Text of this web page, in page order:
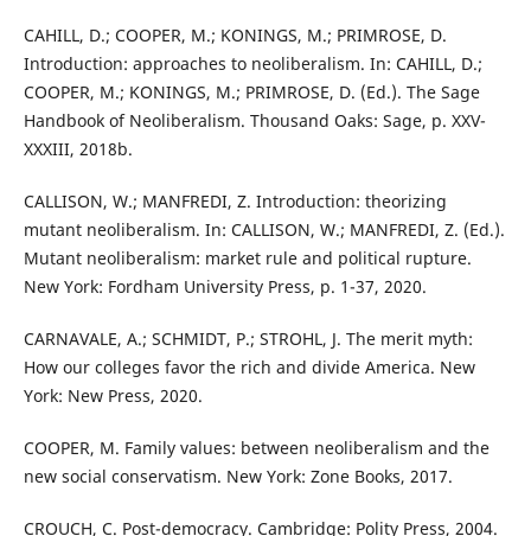
CAHILL, D.; COOPER, M.; KONINGS, M.; PRIMROSE, D.
Introduction: approaches to neoliberalism. In: CAHILL, D.;
COOPER, M.; KONINGS, M.; PRIMROSE, D. (Ed.). The Sage
Handbook of Neoliberalism. Thousand Oaks: Sage, p. XXV-
XXXIII, 2018b.
CALLISON, W.; MANFREDI, Z. Introduction: theorizing
mutant neoliberalism. In: CALLISON, W.; MANFREDI, Z. (Ed.).
Mutant neoliberalism: market rule and political rupture.
New York: Fordham University Press, p. 1-37, 2020.
CARNAVALE, A.; SCHMIDT, P.; STROHL, J. The merit myth:
How our colleges favor the rich and divide America. New
York: New Press, 2020.
COOPER, M. Family values: between neoliberalism and the
new social conservatism. New York: Zone Books, 2017.
CROUCH, C. Post-democracy. Cambridge: Polity Press, 2004.